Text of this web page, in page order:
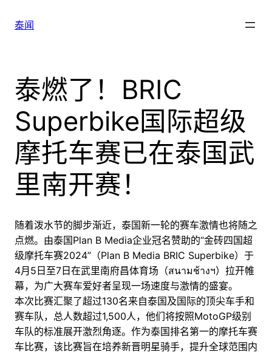
泰闻
泰燃了！BRIC
Superbike国际超级
摩托车赛已在泰国武
里南开赛！
随着泼水节的脚步渐近，泰国新一轮的赛车激情也将随之
点燃。由泰国Plan B Media企业冠名赞助的“金砖四国超
级摩托车赛2024”（Plan B Media BRIC Superbike）于
4月5日至7日在武里南府昌体育场（สนามช้างฯ）拉开帷
幕，为广大赛车爱好者呈现一场速度与激情的盛宴。
本次比赛汇聚了超过130名来自泰国及国际的顶尖车手和
赛车队，总人数超过1,500人，他们将按照MotoGP级别
车队的标准展开激烈角逐。作为泰国排名第一的摩托车赛
车比赛，该比赛旨在培养新晋明星骑手，提升全球范围内